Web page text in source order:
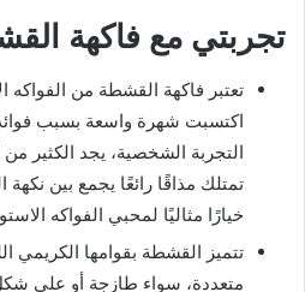
تجربتي مع فاكهة
تعتبر فاكهة القشطة من الفواكه
اكتسبت شهرة واسعة بسبب
التجربة الشخصية، يجد الكثير
تمتلك مذاقًا رائعًا يجمع بين نكهة
خيارًا مثاليًا لمحبي الفواكه
تتميز القشطة بقوامها الكريمي
متعددة، سواء طازجة أو على